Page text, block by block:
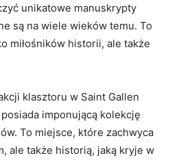
unikatowe manuskrypty
są na wiele wieków temu. To
miłośników historii, ale także
klasztoru w Saint Gallen
imponującą kolekcję
To miejsce, które zachwyca
ale także historią, jaką kryje w